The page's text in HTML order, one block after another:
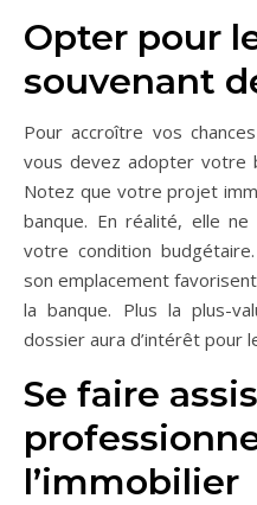
Opter pour
souvenant
Pour accroître vos
vous devez adopter votre
Notez que votre projet
banque. En réalité, elle
votre condition
son emplacement
la banque. Plus la plus-
dossier aura d’intérêt pour
Se faire
l’immobilier